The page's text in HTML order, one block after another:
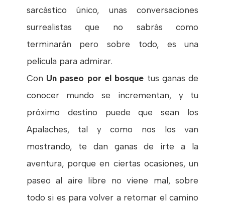
sarcástico único, unas conversaciones
surrealistas que no sabrás como
terminarán pero sobre todo, es una
película para admirar.
Con Un paseo por el bosque tus ganas de
conocer mundo se incrementan, y tu
próximo destino puede que sean los
Apalaches, tal y como nos los van
mostrando, te dan ganas de irte a la
aventura, porque en ciertas ocasiones, un
paseo al aire libre no viene mal, sobre
todo si es para volver a retomar el camino